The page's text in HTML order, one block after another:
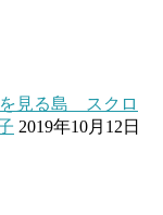
見る島 スクロ
2019年10月12日